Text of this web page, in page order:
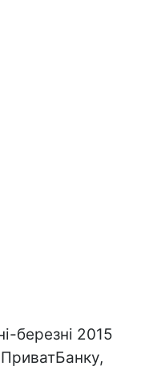
березні 2015
ПриватБанку,